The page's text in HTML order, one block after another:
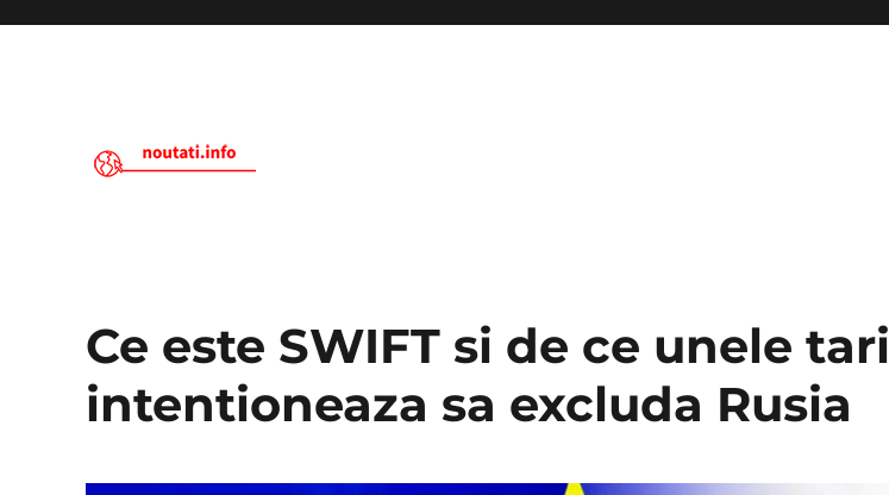
Ce este SWIFT si de ce unele tari
intentioneaza sa excluda Rusia